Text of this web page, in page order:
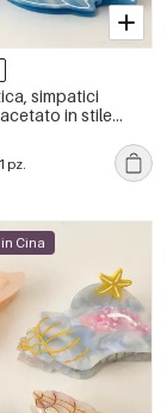
simpatici
in stile
per capelli da
pz.
Cina